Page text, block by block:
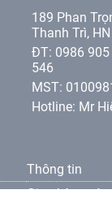
189 Phan
Thanh Trì, HN
ĐT: 0986
546
MST:
Hotline: Mr
Thông tin
Giao hàng và